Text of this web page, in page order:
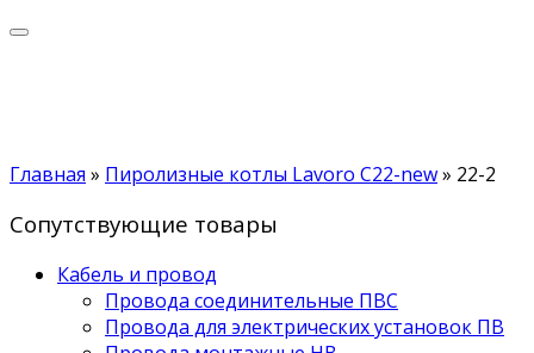
Главная » Пиролизные котлы Lavoro C22-new» 22-2
Сопутствующие товары
Кабель и провод
Провода соединительные ПВС
Провода для электрических установок ПВ